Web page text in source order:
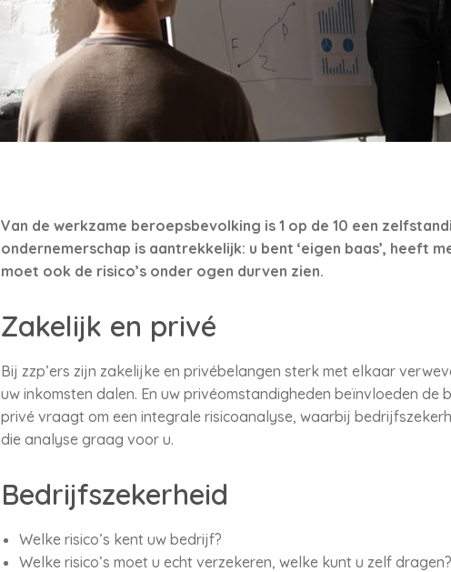
Van de werkzame beroepsbevolking is 1 op de 10 een
ondernemerschap is aantrekkelijk: u bent ‘eigen baas’, heeft
moet ook de risico’s onder ogen durven zien.
Zakelijk en privé
Bij zzp’ers zijn zakelijke en privébelangen sterk met elkaar
uw inkomsten dalen. En uw privéomstandigheden beïnvloeden
privé vraagt om een integrale risicoanalyse, waarbij
die analyse graag voor u.
Bedrijfszekerheid
Welke risico’s kent uw bedrijf?
Welke risico’s moet u echt verzekeren, welke kunt u zelf dragen?